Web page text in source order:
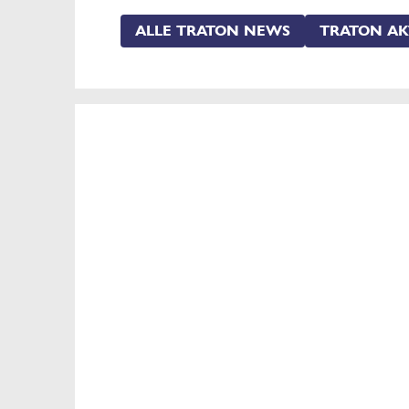
ALLE TRATON NEWS TRATON